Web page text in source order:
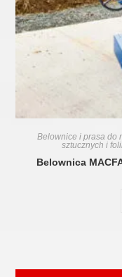
Belownice i prasa do
sztucznych i
Belownica